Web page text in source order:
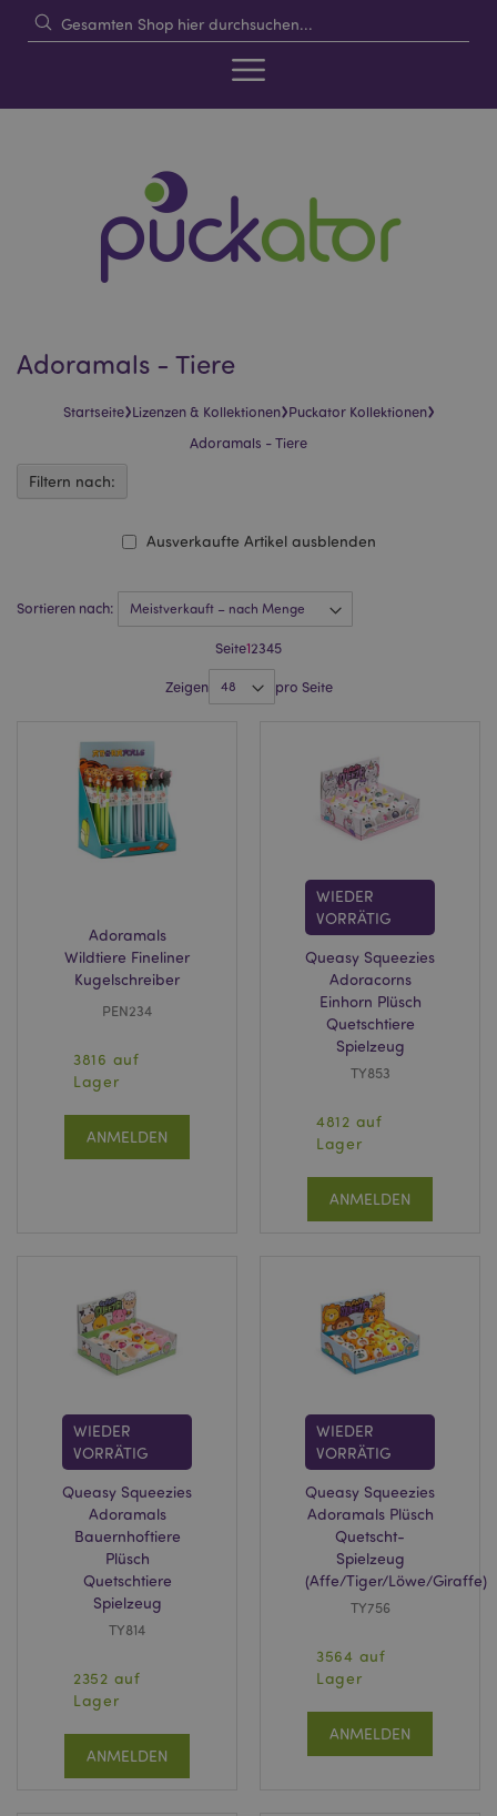
Adoramals - Tiere
Startseite›Lizenzen & Kollektionen›Puckator Kollektionen›
Adoramals - Tiere
Sortieren nach:
Seite12345
Zeigen pro Seite
Adoramals
Wildtiere Fineliner
Kugelschreiber
PEN234
3816 auf
Lager
ANMELDEN
WIEDER
VORRÄTIG
Queasy Squeezies
Adoracorns
Einhorn Plüsch
Quetschtiere
Spielzeug
TY853
4812 auf
Lager
ANMELDEN
WIEDER
VORRÄTIG
Queasy Squeezies
Adoramals
Bauernhoftiere
Plüsch
Quetschtiere
Spielzeug
TY814
2352 auf
Lager
ANMELDEN
WIEDER
VORRÄTIG
Queasy Squeezies
Adoramals Plüsch
Quetscht-
Spielzeug
(Affe/Tiger/Löwe/Giraffe)
TY756
3564 auf
Lager
ANMELDEN
Ausverkaufte Artikel ausblenden
Filtern nach: